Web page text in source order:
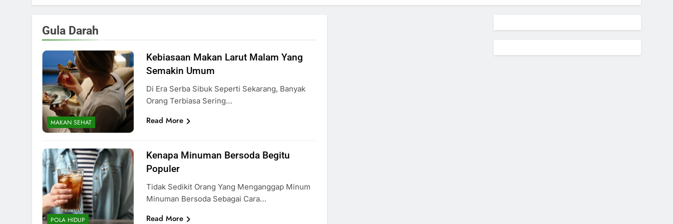
Gula Darah
MAKAN SEHAT
Kebiasaan Makan Larut Malam Yang
Semakin Umum
Di Era Serba Sibuk Seperti Sekarang, Banyak
Orang Terbiasa Sering…
Read More
POLA HIDUP
Kenapa Minuman Bersoda Begitu
Populer
Tidak Sedikit Orang Yang Menganggap Minum
Minuman Bersoda Sebagai Cara…
Read More